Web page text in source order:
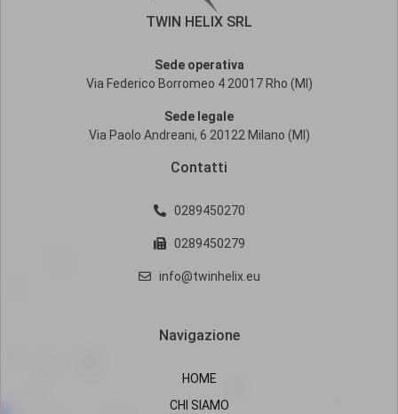
TWIN HELIX SRL
Sede operativa
Via Federico Borromeo 4 20017 Rho (MI)
Sede legale
Via Paolo Andreani, 6 20122 Milano (MI)
Contatti
0289450270
0289450279
info@twinhelix.eu
Navigazione
HOME
CHI SIAMO